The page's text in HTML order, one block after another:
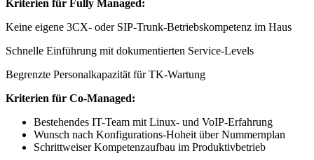
Kriterien für Fully Managed:
Keine eigene 3CX- oder SIP-Trunk-Betriebskompetenz im Haus
Schnelle Einführung mit dokumentierten Service-Levels
Begrenzte Personalkapazität für TK-Wartung
Kriterien für Co-Managed:
Bestehendes IT-Team mit Linux- und VoIP-Erfahrung
Wunsch nach Konfigurations-Hoheit über Nummernplan
Schrittweiser Kompetenzaufbau im Produktivbetrieb